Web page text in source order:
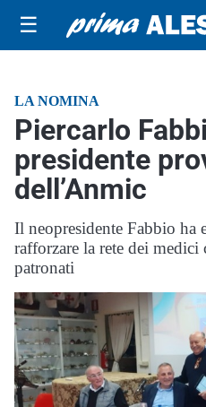
☰
LA NOMINA
Piercarlo
presidente
dell’Anmic
Il neopresidente Fabbio ha
rafforzare la rete dei
patronati